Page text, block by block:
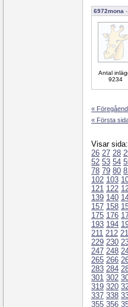
6972mona
Antal
9234
«
« Första
Visar sida:
26 27 28
52 53 54
78 79 80
102 103
121 122
139 140
157 158
175 176
193 194
211 212
229 230
247 248
265 266
283 284
301 302
319 320
337 338
355 356